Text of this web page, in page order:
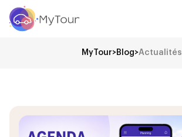
MyTour>Blog>Actualités